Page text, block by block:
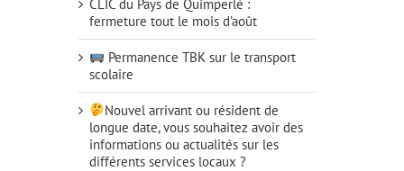
CLIC du Pays de Quimperlé :
fermeture tout le mois d’août
Permanence TBK sur le transport
scolaire
Nouvel arrivant ou résident de
longue date, vous souhaitez avoir des
informations ou actualités sur les
différents services locaux ?